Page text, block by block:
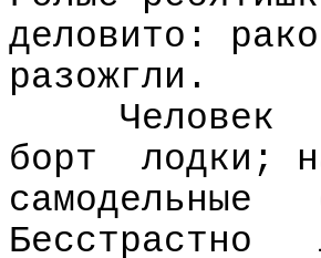
деловито:
разожгли.
Человек
борт
лодки;
самодельные
Бесстрастно